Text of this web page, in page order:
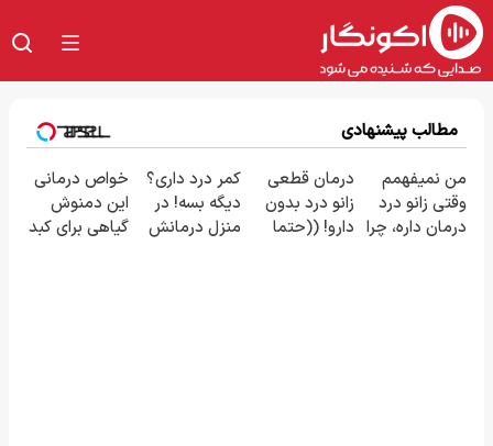
مطالب پیشنهادی
من نمیفهمم
وقتی زانو درد
درمان داره، چرا
درمان قطعی
زانو درد بدون
دارو! ((حتما
کمر درد داری؟
دیگه بسه! در
منزل درمانش
خواص درمانی
این دمنوش
گیاهی برای کبد